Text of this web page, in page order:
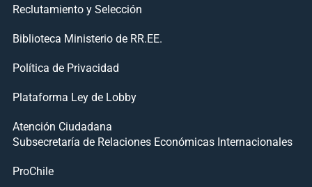
Reclutamiento y Selección
Biblioteca Ministerio de RR.EE.
Política de Privacidad
Plataforma Ley de Lobby
Atención Ciudadana
Subsecretaría de Relaciones Económicas Internacionales
ProChile